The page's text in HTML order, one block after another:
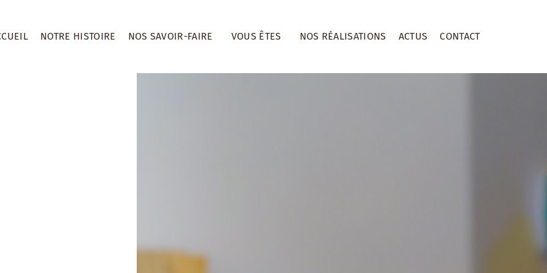
NOTRE HISTOIRE NOS SAVOIR-FAIRE VOUS ÊTES NOS RÉALISATIONS ACTUS CONTACT